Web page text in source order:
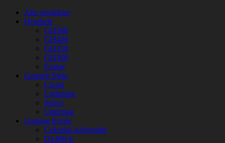
Alle produkter
Headsets
GH500
GH400
GH350
GH300
Ember
Gaming Stole
Cloud
Lightning
Select
Underlag
Gaming Borde
Celestial Adjustable
D1400-E